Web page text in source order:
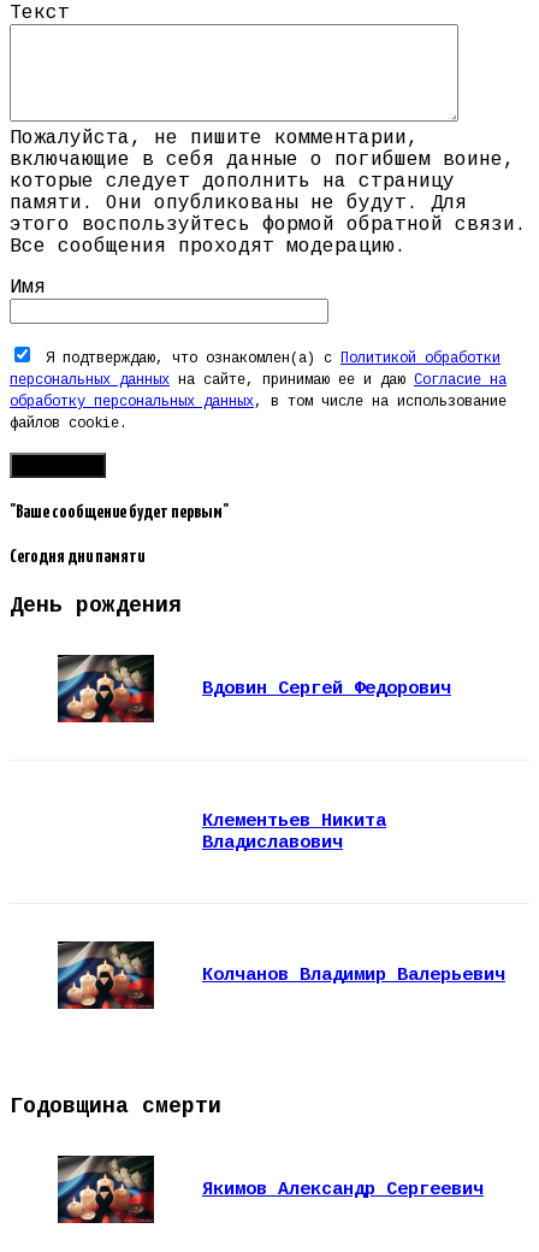
Текст
Пожалуйста, не пишите комментарии,
включающие в себя данные о погибшем воине,
которые следует дополнить на страницу
памяти. Они опубликованы не будут. Для
этого воспользуйтесь формой обратной связи.
Все сообщения проходят модерацию.
Имя
Я подтверждаю, что ознакомлен(а) с
Политикой обработки
персональных данных на сайте, принимаю ее и даю Согласие на
обработку персональных данных, в том числе на использование
файлов cookie.
"Ваше сообщение будет первым"
Сегодня дни памяти
День рождения
Вдовин Сергей Федорович
Клементьев Никита
Владиславович
Колчанов Владимир Валерьевич
Годовщина смерти
Якимов Александр Сергеевич